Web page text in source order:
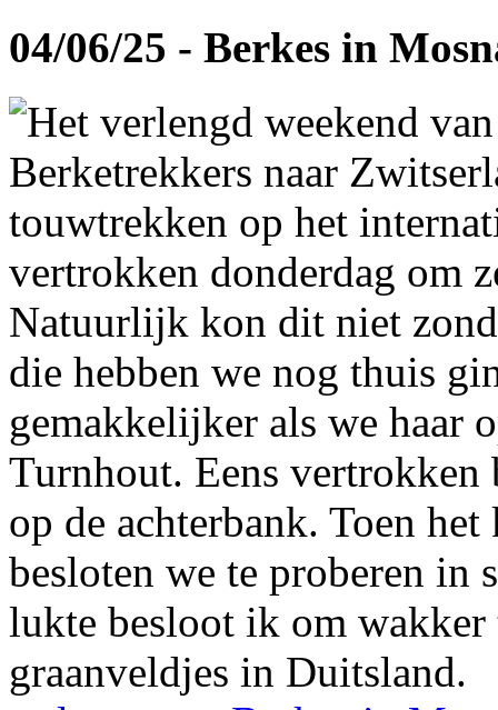
04/06/25 - Berkes in
Het verlengd weekend
Berketrekkers naar
touwtrekken op het
vertrokken donderdag om
Natuurlijk kon dit niet
die hebben we nog thuis
gemakkelijker als we haar
Turnhout. Eens vertrokken
op de achterbank. Toen
besloten we te proberen in
lukte besloot ik om
graanveldjes in Duitsland.